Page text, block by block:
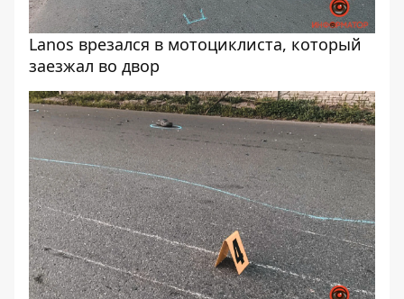
Lanos врезался в мотоциклиста, который
заезжал во двор